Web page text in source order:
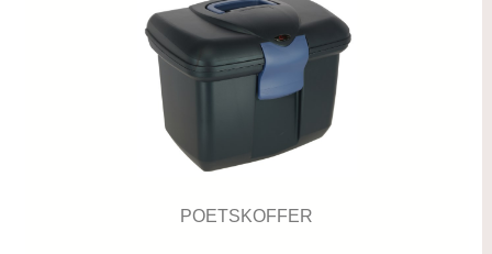
POETSKOFFER